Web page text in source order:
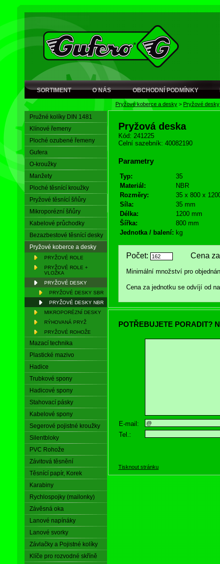
SORTIMENT O NÁS OBCHODNÍ PODMÍNKY
Pryžové koberce a desky > Pryžové desky
Pružné kolíky DIN 1481
Klínové řemeny
Ploché ozubené řemeny
Gufera
O-kroužky
Manžety
Ploché těsnící kroužky
Pryžové těsnící šňůry
Mikroporézní šňůry
Kabelové průchodky
Bezazbestové těsnící desky
Pryžové koberce a desky
PRYŽOVÉ ROLE
PRYŽOVÉ ROLE +
VLOŽKA
PRYŽOVÉ DESKY
PRYŽOVÉ DESKY SBR
PRYŽOVÉ DESKY NBR
MIKROPORÉZNÍ DESKY
RÝHOVANÁ PRYŽ
PRYŽOVÉ ROHOŽE
Mazací technika
Plastické mazivo
Hadice
Trubkové spony
Hadicové spony
Stahovací pásky
Kabelové spony
Segerové pojistné kroužky
Silentbloky
PVC Rohože
Závitová těsnění
Těsnící papír, Korek
Karabiny
Rychlospojky (mailonky)
Závěsná oka
Lanové napínáky
Lanové svorky
Závlačky a Pojistné kolíky
Klíče pro rozvodné skříně
Pryžová deska
Kód: 241225
Celní sazebník: 40082190
Parametry
Typ:
35
Materiál:
NBR
Rozměry:
35 x 800 x
Síla:
35 mm
Délka:
1200 mm
Šířka:
800 mm
Jednotka / balení: kg
Počet: Cena za
Minimální množství pro
Cena za jednotku se odvíjí od
POTŘEBUJETE PORADIT?
E-mail:
Tel.:
Tisknout stránku